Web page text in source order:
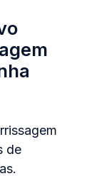
de